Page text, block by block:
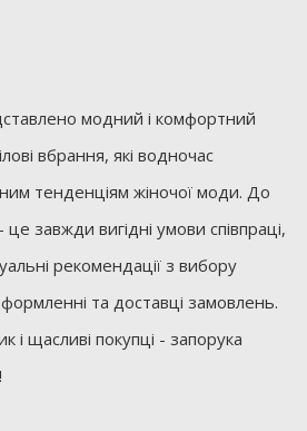
модний і комфортний
вбрання, які водночас
тенденціям жіночої моди. До
завжди вигідні умови співпраці,
рекомендації з вибору
та доставці замовлень.
і щасливі покупці - запорука